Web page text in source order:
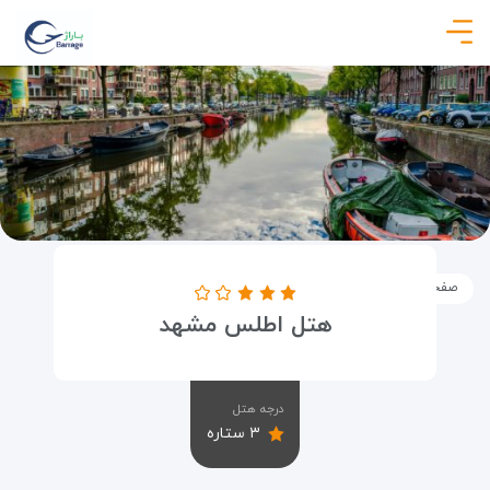
صفحه نخست اقامتگاه ها هتل اطلس مشهد
هتل اطلس مشهد
درجه هتل